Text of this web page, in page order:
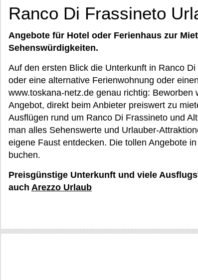
Ranco Di Frassineto
Angebote für Hotel oder Ferienhaus zur
Sehenswürdigkeiten.
Auf den ersten Blick die Unterkunft in Ranco
oder eine alternative Ferienwohnung oder
www.toskana-netz.de genau richtig:
Angebot, direkt beim Anbieter preiswert zu
Ausflügen rund um Ranco Di Frassineto und
man alles Sehenswerte und Urlauber-
eigene Faust entdecken. Die tollen Angebote
buchen.
Preisgünstige Unterkunft und viele
auch Arezzo Urlaub